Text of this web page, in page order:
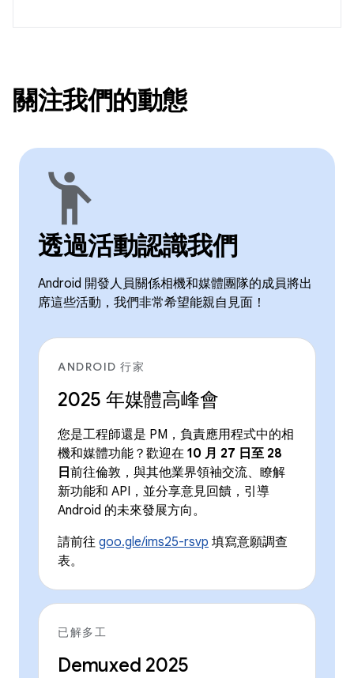
關注我們的動態
emoji_people
透過活動認識我們
Android 開發人員關係相機和媒體團隊的成員將出
席這些活動，我們非常希望能親自見面！
ANDROID 行家
2025 年媒體高峰會
您是工程師還是 PM，負責應用程式中的相
機和媒體功能？歡迎在 10 月 27 日至 28
日前往倫敦，與其他業界領袖交流、瞭解
新功能和 API，並分享意見回饋，引導
Android 的未來發展方向。
請前往 goo.gle/ims25-rsvp 填寫意願調查
表。
已解多工
Demuxed 2025